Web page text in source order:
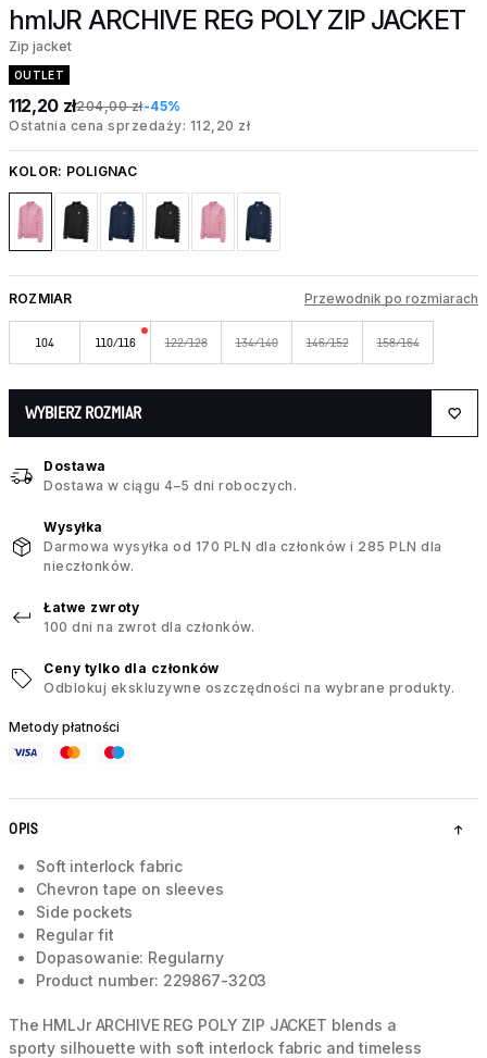
hmlJR ARCHIVE REG POLY ZIP JACKET
Zip jacket
OUTLET
112,20 zł204,00 zł-45%
Ostatnia cena sprzedaży: 112,20 zł
KOLOR: POLIGNAC
ROZMIAR Przewodnik po rozmiarach
104 110/116 122/128 134/140 146/152 158/164
WYBIERZ ROZMIAR
Dostawa
Dostawa w ciągu 4–5 dni roboczych.
Wysyłka
Darmowa wysyłka od 170 PLN dla członków i 285 PLN dla
nieczłonków.
Łatwe zwroty
100 dni na zwrot dla członków.
Ceny tylko dla członków
Odblokuj ekskluzywne oszczędności na wybrane produkty.
Metody płatności
OPIS
Soft interlock fabric
Chevron tape on sleeves
Side pockets
Regular fit
Dopasowanie: Regularny
Product number: 229867-3203
The HMLJr ARCHIVE REG POLY ZIP JACKET blends a
sporty silhouette with soft interlock fabric and timeless